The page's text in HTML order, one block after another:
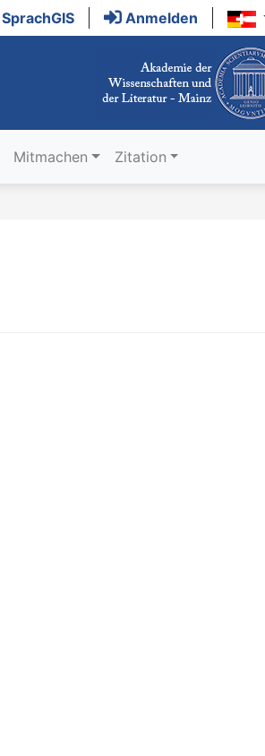
SprachGIS Anmelden
Mitmachen Zitation